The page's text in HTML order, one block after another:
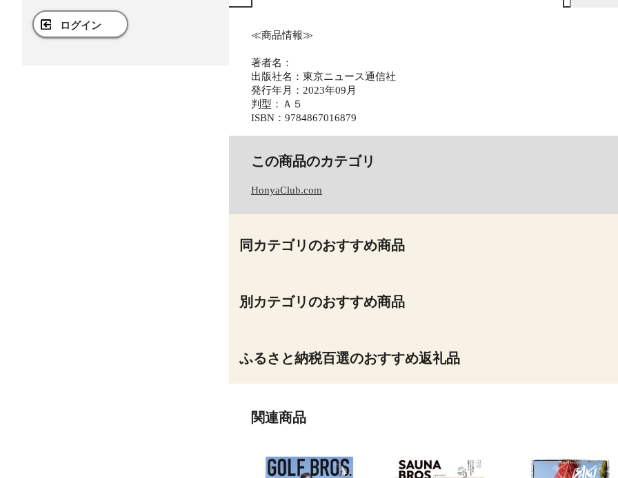
ログイン
≪商品情報≫
著者名：
出版社名：東京ニュース通信社
発行年月：2023年09月
判型：Ａ５
ISBN：9784867016879
この商品のカテゴリ
HonyaClub.com
同カテゴリのおすすめ商品
別カテゴリのおすすめ商品
ふるさと納税百選のおすすめ返礼品
関連商品